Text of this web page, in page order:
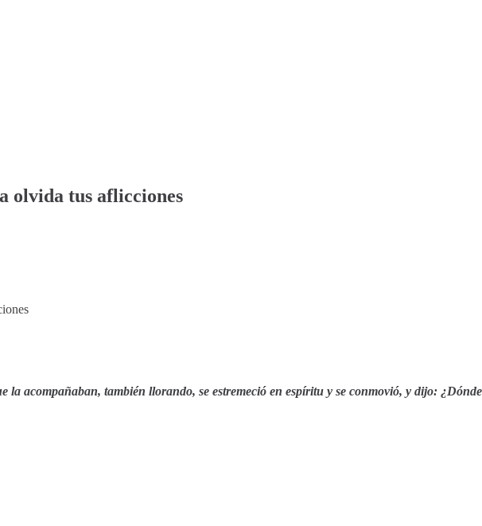
olvida tus aflicciones
la acompañaban, también llorando, se estremeció en espíritu y se conmovió, y dijo: